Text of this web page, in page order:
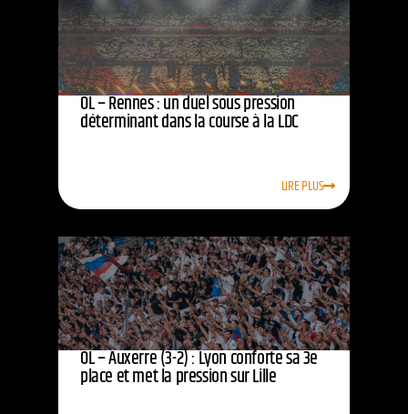
OL – Rennes : un duel sous pression
déterminant dans la course à la LDC
LIRE PLUS
OL – Auxerre (3-2) : Lyon conforte sa 3e
place et met la pression sur Lille